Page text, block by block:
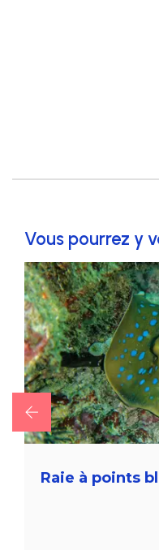
Vous pourrez y
Raie à points